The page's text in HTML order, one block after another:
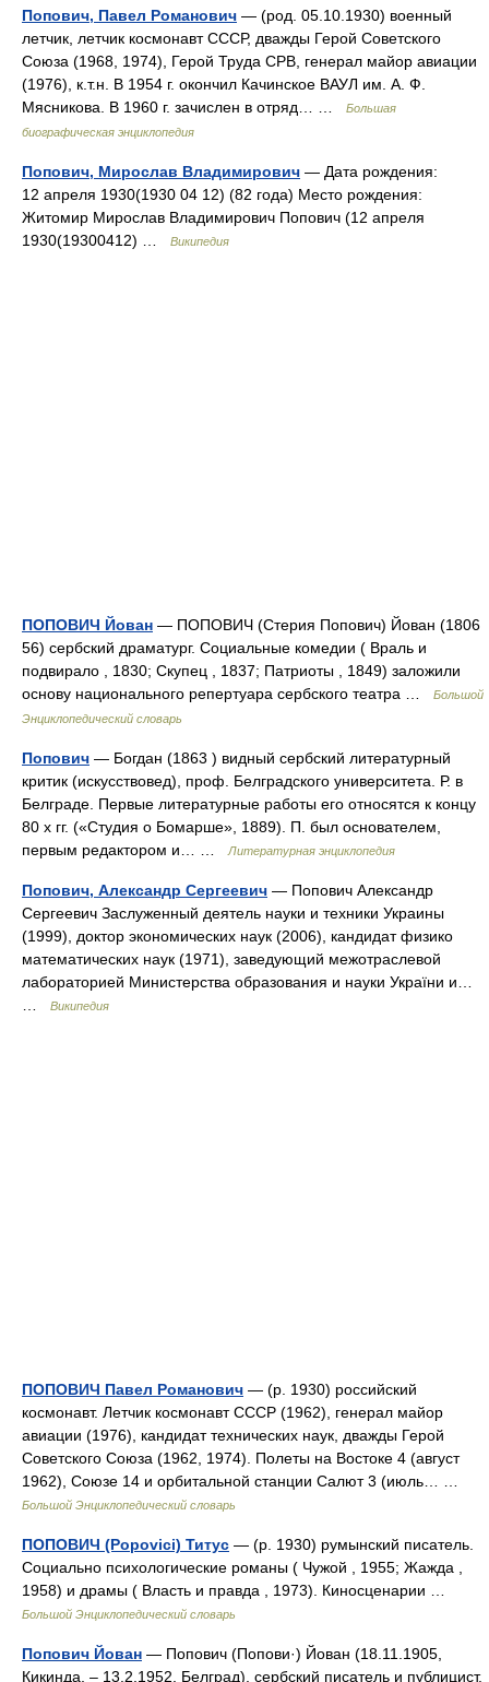
Попович, Павел Романович — (род. 05.10.1930) военный
летчик, летчик космонавт СССР, дважды Герой Советского
Союза (1968, 1974), Герой Труда СРВ, генерал майор авиации
(1976), к.т.н. В 1954 г. окончил Качинское ВАУЛ им. А. Ф.
Мясникова. В 1960 г. зачислен в отряд… …
Большая
биографическая энциклопедия
Попович, Мирослав Владимирович — Дата рождения:
12 апреля 1930(1930 04 12) (82 года) Место рождения:
Житомир Мирослав Владимирович Попович (12 апреля
1930(19300412) …
Википедия
ПОПОВИЧ Йован — ПОПОВИЧ (Стерия Попович) Йован (1806
56) сербский драматург. Социальные комедии ( Враль и
подвирало , 1830; Скупец , 1837; Патриоты , 1849) заложили
основу национального репертуара сербского театра …
Большой
Энциклопедический словарь
Попович — Богдан (1863 ) видный сербский литературный
критик (искусствовед), проф. Белградского университета. Р. в
Белграде. Первые литературные работы его относятся к концу
80 х гг. («Студия о Бомарше», 1889). П. был основателем,
первым редактором и… …
Литературная энциклопедия
Попович, Александр Сергеевич — Попович Александр
Сергеевич Заслуженный деятель науки и техники Украины
(1999), доктор экономических наук (2006), кандидат физико
математических наук (1971), заведующий межотраслевой
лабораторией Министерства образования и науки України и…
Википедия
ПОПОВИЧ Павел Романович — (р. 1930) российский
космонавт. Летчик космонавт СССР (1962), генерал майор
авиации (1976), кандидат технических наук, дважды Герой
Советского Союза (1962, 1974). Полеты на Востоке 4 (август
1962), Союзе 14 и орбитальной станции Салют 3 (июль… …
Большой Энциклопедический словарь
ПОПОВИЧ (Popovici) Титус — (р. 1930) румынский писатель.
Социально психологические романы ( Чужой , 1955; Жажда ,
1958) и драмы ( Власть и правда , 1973). Киносценарии …
Большой Энциклопедический словарь
Попович Йован — Попович (Попови·) Йован (18.11.1905,
Кикинда, ‒ 13.2.1952, Белград), сербский писатель и публицист.